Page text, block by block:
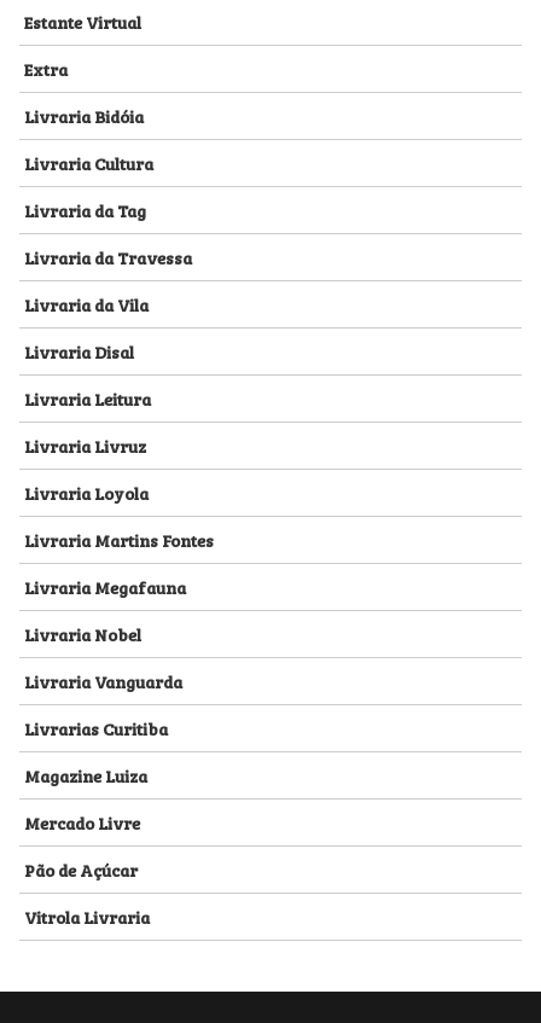
Estante Virtual
Extra
Livraria Bidóia
Livraria Cultura
Livraria da Tag
Livraria da Travessa
Livraria da Vila
Livraria Disal
Livraria Leitura
Livraria Livruz
Livraria Loyola
Livraria Martins Fontes
Livraria Megafauna
Livraria Nobel
Livraria Vanguarda
Livrarias Curitiba
Magazine Luiza
Mercado Livre
Pão de Açúcar
Vitrola Livraria